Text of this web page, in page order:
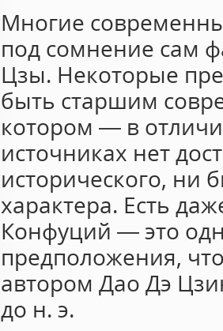
Многие
под сомнение сам
Цзы. Некоторые
быть старшим
котором — в
источниках нет
исторического, ни
характера. Есть
Конфуций — это
предположения,
автором Дао Дэ
до н. э.